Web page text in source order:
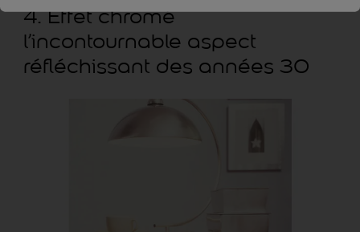
4. Effet chromé
l’incontournable aspect
réfléchissant des années 30